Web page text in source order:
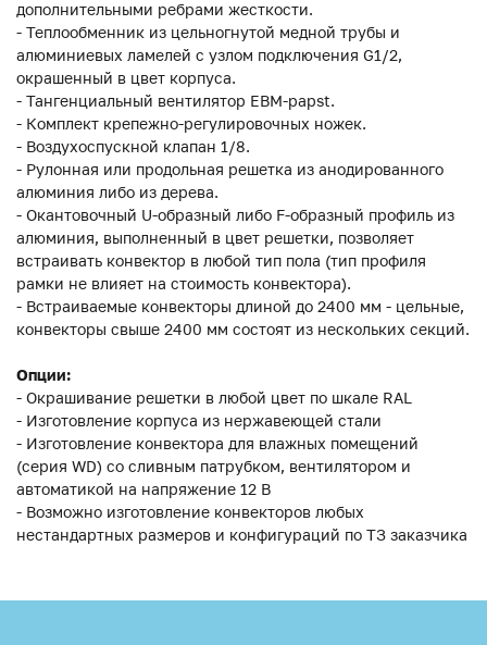
дополнительными ребрами жесткости.
- Теплообменник из цельногнутой медной трубы и
алюминиевых ламелей с узлом подключения G1/2,
окрашенный в цвет корпуса.
- Тангенциальный вентилятор EBM-papst.
- Комплект крепежно-регулировочных ножек.
- Воздухоспускной клапан 1/8.
- Рулонная или продольная решетка из анодированного
алюминия либо из дерева.
- Окантовочный U-образный либо F-образный профиль из
алюминия, выполненный в цвет решетки, позволяет
встраивать конвектор в любой тип пола (тип профиля
рамки не влияет на стоимость конвектора).
- Встраиваемые конвекторы длиной до 2400 мм - цельные,
конвекторы свыше 2400 мм состоят из нескольких секций.
Опции:
- Окрашивание решетки в любой цвет по шкале RAL
- Изготовление корпуса из нержавеющей стали
- Изготовление конвектора для влажных помещений
(серия WD) со сливным патрубком, вентилятором и
автоматикой на напряжение 12 В
- Возможно изготовление конвекторов любых
нестандартных размеров и конфигураций по ТЗ заказчика